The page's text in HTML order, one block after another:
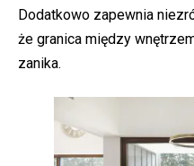
Dodatkowo zapewnia
że granica między
zanika.